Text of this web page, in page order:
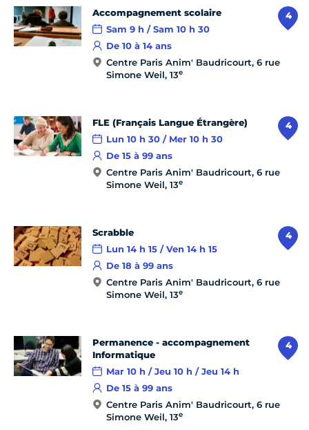
4
Accompagnement scolaire
Sam 9 h / Sam 10 h 30
De 10 à 14 ans
Centre Paris Anim' Baudricourt, 6 rue
Simone Weil, 13e
4
FLE (Français Langue Étrangère)
Lun 10 h 30 / Mer 10 h 30
De 15 à 99 ans
Centre Paris Anim' Baudricourt, 6 rue
Simone Weil, 13e
4
Scrabble
Lun 14 h 15 / Ven 14 h 15
De 18 à 99 ans
Centre Paris Anim' Baudricourt, 6 rue
Simone Weil, 13e
4
Permanence - accompagnement
Informatique
Mar 10 h / Jeu 10 h / Jeu 14 h
De 15 à 99 ans
Centre Paris Anim' Baudricourt, 6 rue
Simone Weil, 13e